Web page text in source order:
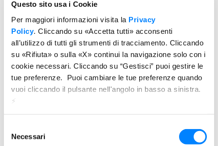
Questo sito usa i Cookie
Per maggiori informazioni visita la Privacy
Policy. Cliccando su «Accetta tutti» acconsenti
all’utilizzo di tutti gli strumenti di tracciamento. Cliccando
su «Rifiuta» o sulla «X» continui la navigazione solo con i
cookie necessari. Cliccando su “Gestisci” puoi gestire le
tue preferenze. Puoi cambiare le tue preferenze quando
vuoi cliccando il pulsante nell'angolo in basso a sinistra.
⚡️
delNecessari
L’intelligenza artificiale potrà mai
sostituire le capacità di un essere
umano?
Abbiamo provato a porre questa domanda a
ChatGPT, che ci ha aiutato a scrivere questo
Sparks, ma la sua risposta non è stata così
possiede (ancora?) tre caratteristiche